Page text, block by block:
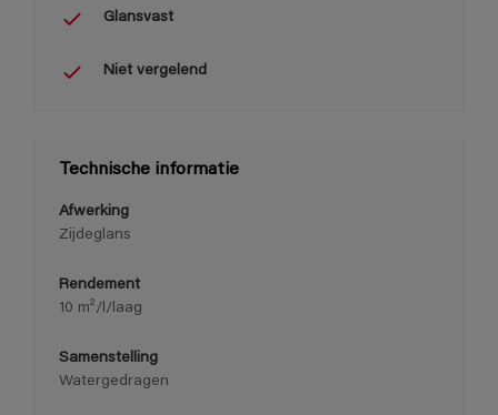
Glansvast
Niet vergelend
Technische informatie
Afwerking
Zijdeglans
Rendement
10 m²/l/laag
Samenstelling
Watergedragen